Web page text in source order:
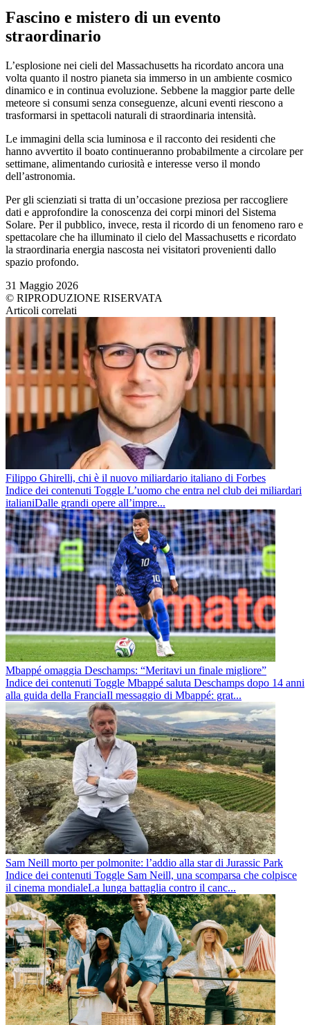
Fascino e mistero di un evento
straordinario
L’esplosione nei cieli del Massachusetts ha ricordato ancora una
volta quanto il nostro pianeta sia immerso in un ambiente cosmico
dinamico e in continua evoluzione. Sebbene la maggior parte delle
meteore si consumi senza conseguenze, alcuni eventi riescono a
trasformarsi in spettacoli naturali di straordinaria intensità.
Le immagini della scia luminosa e il racconto dei residenti che
hanno avvertito il boato continueranno probabilmente a circolare per
settimane, alimentando curiosità e interesse verso il mondo
dell’astronomia.
Per gli scienziati si tratta di un’occasione preziosa per raccogliere
dati e approfondire la conoscenza dei corpi minori del Sistema
Solare. Per il pubblico, invece, resta il ricordo di un fenomeno raro e
spettacolare che ha illuminato il cielo del Massachusetts e ricordato
la straordinaria energia nascosta nei visitatori provenienti dallo
spazio profondo.
31 Maggio 2026
© RIPRODUZIONE RISERVATA
Articoli correlati
Filippo Ghirelli, chi è il nuovo miliardario italiano di Forbes
Indice dei contenuti Toggle L’uomo che entra nel club dei miliardari
italianiDalle grandi opere all’impre...
Mbappé omaggia Deschamps: “Meritavi un finale migliore”
Indice dei contenuti Toggle Mbappé saluta Deschamps dopo 14 anni
alla guida della FranciaIl messaggio di Mbappé: grat...
Sam Neill morto per polmonite: l’addio alla star di Jurassic Park
Indice dei contenuti Toggle Sam Neill, una scomparsa che colpisce
il cinema mondialeLa lunga battaglia contro il canc...